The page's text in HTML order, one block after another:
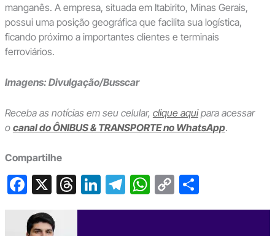
manganês. A empresa, situada em Itabirito, Minas Gerais,
possui uma posição geográfica que facilita sua logística,
ficando próximo a importantes clientes e terminais
ferroviários.
Imagens: Divulgação/Busscar
Receba as notícias em seu celular, clique aquipara acessar
o canal do ÔNIBUS & TRANSPORTE no WhatsApp.
Compartilhe
F
c
X T
hr
Li
n
T
el
W
h
C
o
S
h